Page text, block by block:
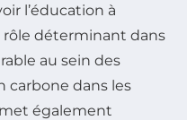
l’éducation à
déterminant dans
au sein des
carbone dans les
également